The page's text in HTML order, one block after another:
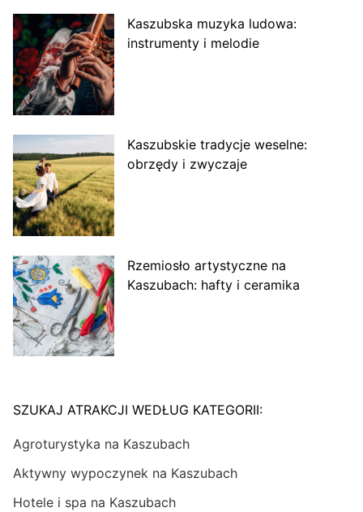
Kaszubska muzyka ludowa:
instrumenty i melodie
Kaszubskie tradycje weselne:
obrzędy i zwyczaje
Rzemiosło artystyczne na
Kaszubach: hafty i ceramika
SZUKAJ ATRAKCJI WEDŁUG KATEGORII:
Agroturystyka na Kaszubach
Aktywny wypoczynek na Kaszubach
Hotele i spa na Kaszubach